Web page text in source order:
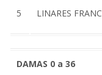
5 LINARES
DAMAS 0 a 36